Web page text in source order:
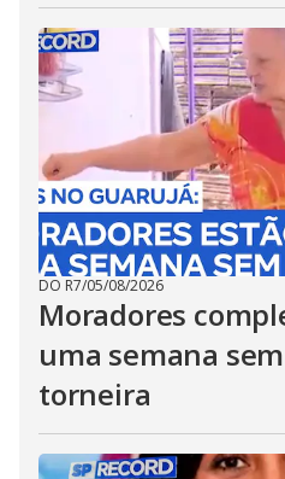
DO R7/05/08/2026
Moradores
uma semana
torneira